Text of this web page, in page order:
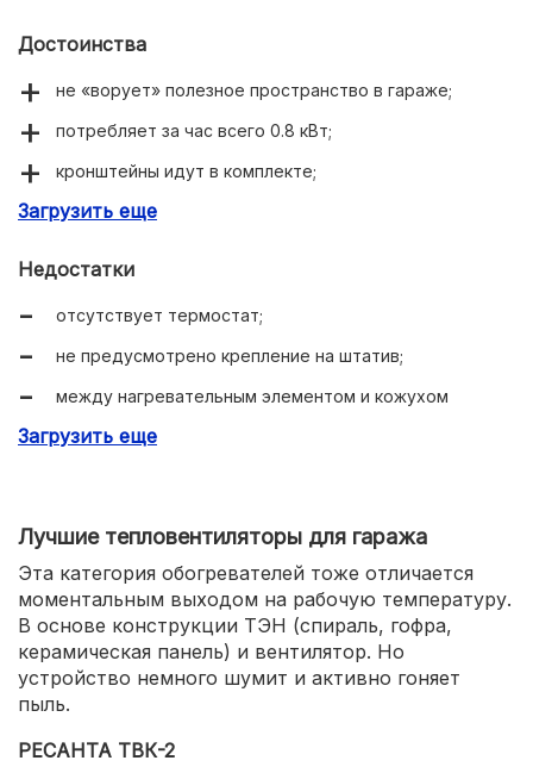
Достоинства
не «ворует» полезное пространство в гараже;
потребляет за час всего 0.8 кВт;
кронштейны идут в комплекте;
прочный корпус.
Загрузить еще
Недостатки
отсутствует термостат;
не предусмотрено крепление на штатив;
между нагревательным элементом и кожухом
термического расширения).
Загрузить еще
Лучшие тепловентиляторы для гаража
Эта категория обогревателей тоже отличается
моментальным выходом на рабочую температуру.
В основе конструкции ТЭН (спираль, гофра,
керамическая панель) и вентилятор. Но
устройство немного шумит и активно гоняет
пыль.
РЕСАНТА ТВК-2